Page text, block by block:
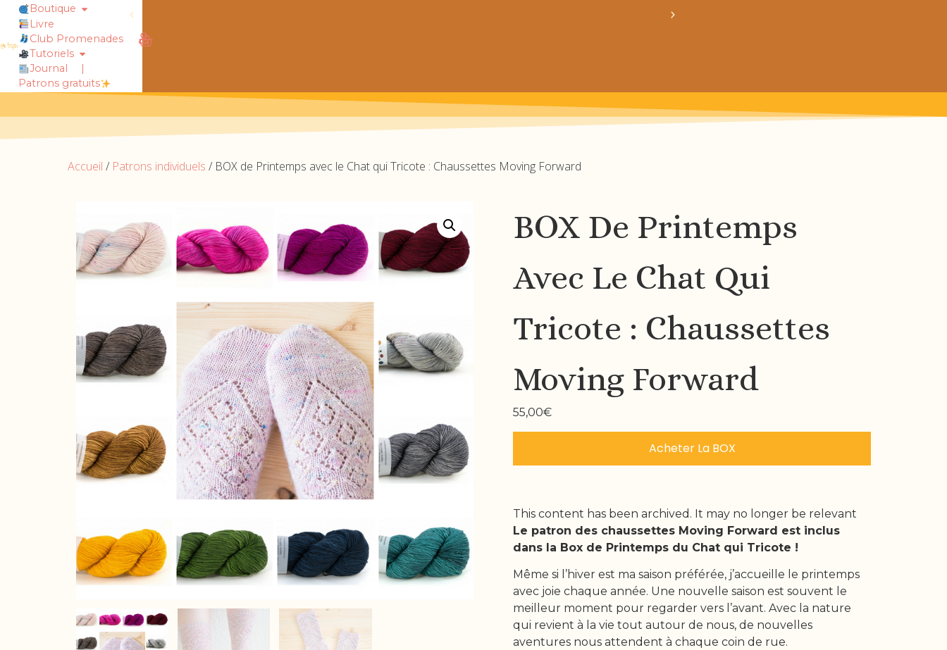
obtiens 20% de réduction sur ton prochain achat de patrons
Boutique
Livre
Club Promenades
Tutoriels
Journal
|
Patrons gratuits
Accueil / Patrons individuels / BOX de Printemps avec le Chat qui Tricote : Chaussettes Moving Forward
BOX De Printemps
Avec Le Chat Qui
Tricote : Chaussettes
Moving Forward
55,00€
Acheter La BOX
This content has been archived. It may no longer be relevant
Le patron des chaussettes Moving Forward est inclus
dans la Box de Printemps du Chat qui Tricote !
Même si l’hiver est ma saison préférée, j’accueille le printemps
avec joie chaque année. Une nouvelle saison est souvent le
meilleur moment pour regarder vers l’avant. Avec la nature
qui revient à la vie tout autour de nous, de nouvelles
aventures nous attendent à chaque coin de rue.